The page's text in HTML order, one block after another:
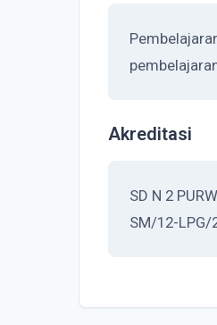
Akreditasi
SD N 2
SM/12-LPG/